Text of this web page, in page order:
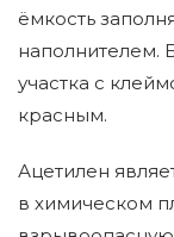
ёмкость
наполнителем.
участка с
красным.
Ацетилен
в химическом